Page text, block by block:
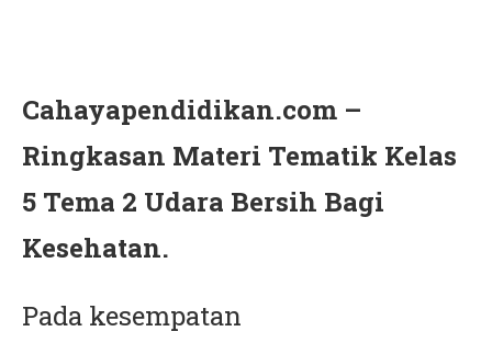
Cahayapendidikan.com –
Ringkasan Materi Tematik Kelas
5 Tema 2 Udara Bersih Bagi
Kesehatan.
Pada kesempatan